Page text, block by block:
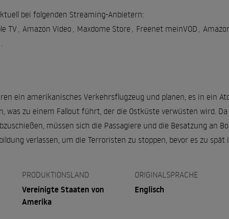
bei folgenden Streaming-Anbietern:
TV, Amazon Video , Maxdome Store , Freenet meinVOD ,
.
ein amerikanisches Verkehrsflugzeug und planen, es in ein
was zu einem Fallout führt, der die Ostküste verwüsten wird.
müssen sich die Passagiere und die Besatzung an
verlassen, um die Terroristen zu stoppen, bevor es zu spät
PRODUKTIONSLAND
Vereinigte Staaten von
Amerika
ORIGINALSPRACHE
Englisch